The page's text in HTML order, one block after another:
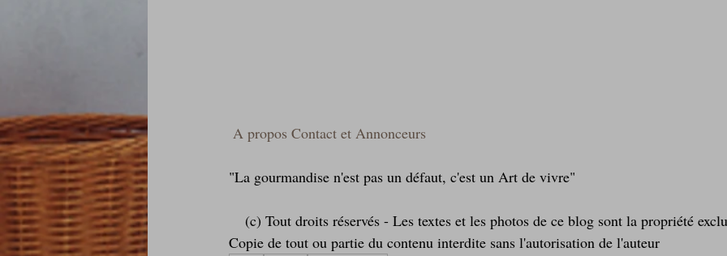
A propos Contact et Annonceurs
"La gourmandise n'est pas un défaut, c'est un Art de vivre"
Copie de tout ou partie du contenu interdite sans l'autorisation de l'auteur